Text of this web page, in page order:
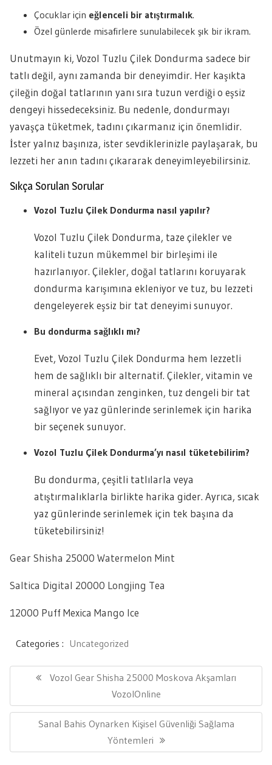
Çocuklar için eğlenceli bir atıştırmalık.
Özel günlerde misafirlere sunulabilecek şık bir ikram.
Unutmayın ki, Vozol Tuzlu Çilek Dondurma sadece bir
tatlı değil, aynı zamanda bir deneyimdir. Her kaşıkta
çileğin doğal tatlarının yanı sıra tuzun verdiği o eşsiz
dengeyi hissedeceksiniz. Bu nedenle, dondurmayı
yavaşça tüketmek, tadını çıkarmanız için önemlidir.
İster yalnız başınıza, ister sevdiklerinizle paylaşarak, bu
lezzeti her anın tadını çıkararak deneyimleyebilirsiniz.
Sıkça Sorulan Sorular
Vozol Tuzlu Çilek Dondurma nasıl yapılır?
Vozol Tuzlu Çilek Dondurma, taze çilekler ve
kaliteli tuzun mükemmel bir birleşimi ile
hazırlanıyor. Çilekler, doğal tatlarını koruyarak
dondurma karışımına ekleniyor ve tuz, bu lezzeti
dengeleyerek eşsiz bir tat deneyimi sunuyor.
Bu dondurma sağlıklı mı?
Evet, Vozol Tuzlu Çilek Dondurma hem lezzetli
hem de sağlıklı bir alternatif. Çilekler, vitamin ve
mineral açısından zenginken, tuz dengeli bir tat
sağlıyor ve yaz günlerinde serinlemek için harika
bir seçenek sunuyor.
Vozol Tuzlu Çilek Dondurma’yı nasıl tüketebilirim?
Bu dondurma, çeşitli tatlılarla veya
atıştırmalıklarla birlikte harika gider. Ayrıca, sıcak
yaz günlerinde serinlemek için tek başına da
tüketebilirsiniz!
Gear Shisha 25000 Watermelon Mint
Saltica Digital 20000 Longjing Tea
12000 Puff Mexica Mango Ice
Categories : Uncategorized
gezinmesiPrevious
Vozol Gear Shisha 25000 Moskova Akşamları
VozolOnline
Next
Sanal Bahis Oynarken Kişisel Güvenliği Sağlama
Yöntemleri